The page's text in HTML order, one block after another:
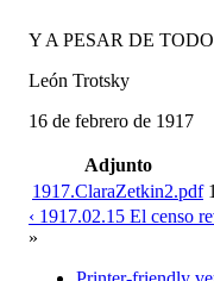
Y A PESAR DE
León Trotsky
16 de febrero de 1917
Adjunto
1917.ClaraZetkin2.pdf
‹ 1917.02.15 El censo
»